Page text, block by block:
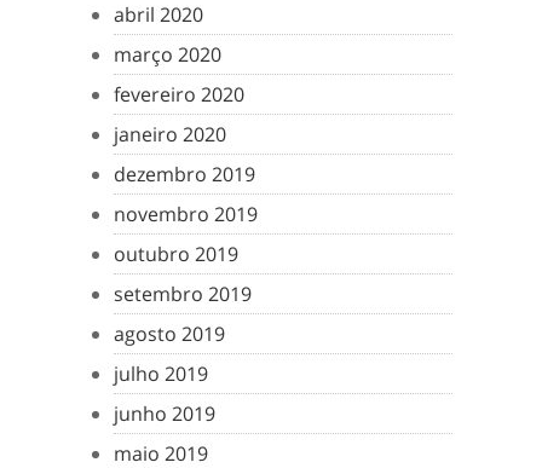
abril 2020
março 2020
fevereiro 2020
janeiro 2020
dezembro 2019
novembro 2019
outubro 2019
setembro 2019
agosto 2019
julho 2019
junho 2019
maio 2019